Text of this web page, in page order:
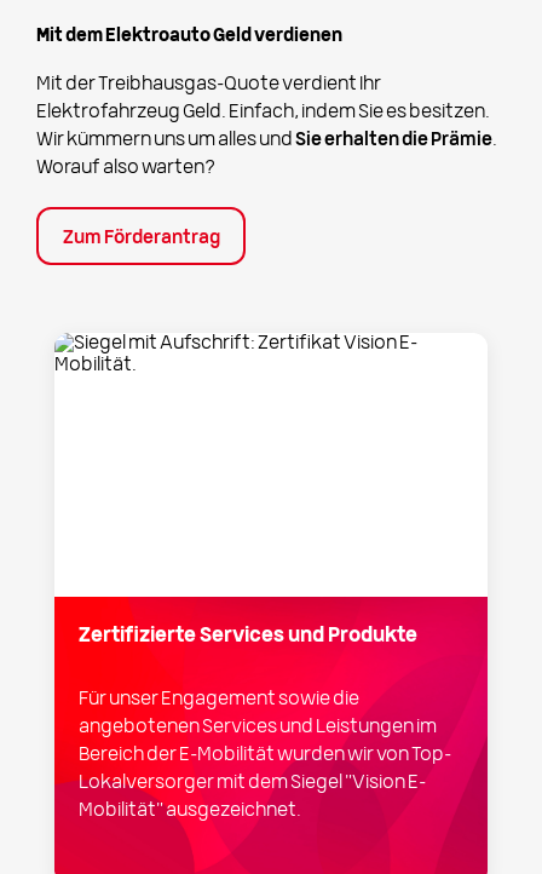
Mit dem Elektroauto Geld verdienen
Mit der Treibhausgas-Quote verdient Ihr
Elektrofahrzeug Geld. Einfach, indem Sie es besitzen.
Wir kümmern uns um alles und Sie erhalten die Prämie.
Worauf also warten?
Zum Förderantrag
Zertifizierte Services und Produkte
Für unser Engagement sowie die
angebotenen Services und Leistungen im
Bereich der E-Mobilität wurden wir von Top-
Lokalversorger mit dem Siegel "Vision E-
Mobilität" ausgezeichnet.